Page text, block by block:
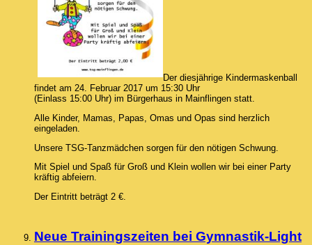
Der diesjährige Kindermaskenball
findet am 24. Februar 2017 um 15:30 Uhr
(Einlass 15:00 Uhr) im Bürgerhaus in Mainflingen statt.
Alle Kinder, Mamas, Papas, Omas und Opas sind herzlich
eingeladen.
Unsere TSG-Tanzmädchen sorgen für den nötigen Schwung.
Mit Spiel und Spaß für Groß und Klein wollen wir bei einer Party
kräftig abfeiern.
Der Eintritt beträgt 2 €.
Neue Trainingszeiten bei Gymnastik-Light